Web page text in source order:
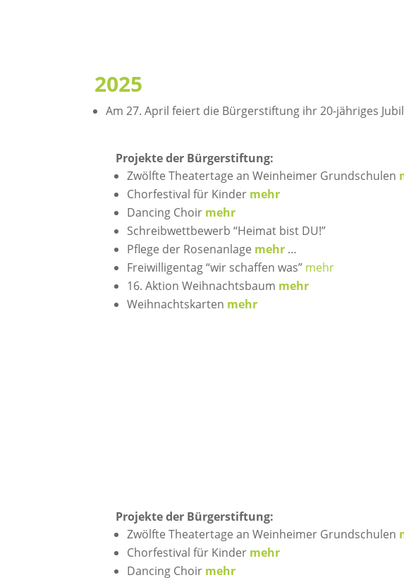
2025
Am 27. April feiert die Bürgerstiftung ihr 20-jähriges
Projekte der Bürgerstiftung:
Zwölfte Theatertage an Weinheimer Grundschulen
Chorfestival für Kinder mehr
Dancing Choir mehr
Schreibwettbewerb “Heimat bist DU!”
Pflege der Rosenanlage mehr …
Freiwilligentag “wir schaffen was” mehr
16. Aktion Weihnachtsbaum mehr
Weihnachtskarten mehr
Projekte der Bürgerstiftung:
Zwölfte Theatertage an Weinheimer Grundschulen
Chorfestival für Kinder mehr
Dancing Choir mehr